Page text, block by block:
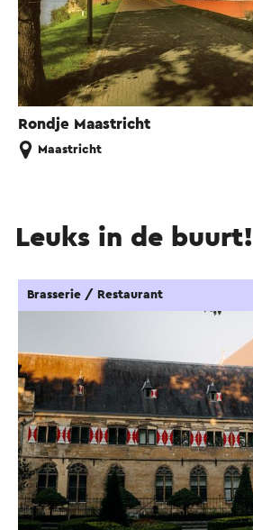
Rondje Maastricht
Maastricht
Leuks in de buurt!
Brasserie / Restaurant